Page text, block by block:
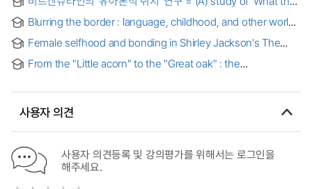
Nikayas-
Blurring the border : language, childhood, and other worlds
or the Boy Who Would Not Grow Up (1904)
Female selfhood and bonding in Shirley Jackson's The
castle
From the "Little acorn" to the "Great oak" : the
사용자 의견
사용자 의견등록 및 강의평가를 위해서는 로그인을
해주세요.